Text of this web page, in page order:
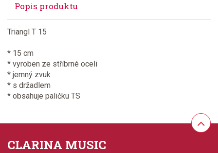
Popis produktu
Triangl T 15
* 15 cm
* vyroben ze stříbrné oceli
* jemný zvuk
* s držadlem
* obsahuje paličku TS
CLARINA MUSIC